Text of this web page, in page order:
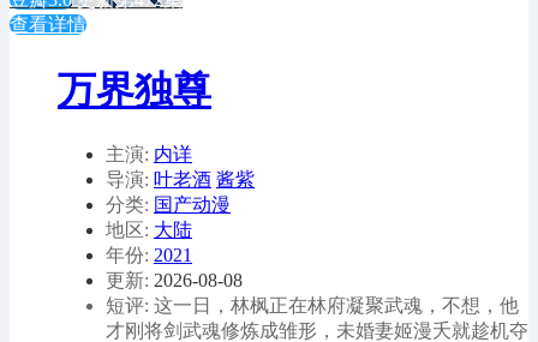
查看详情
万界独尊
主演: 内详
导演: 叶老酒 酱紫
分类: 国产动漫
地区: 大陆
年份: 2021
更新: 2026-08-08
短评: 这一日，林枫正在林府凝聚武魂，不想，他
才刚将剑武魂修炼成雏形，未婚妻姬漫夭就趁机夺